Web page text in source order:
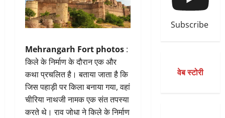
Mehrangarh Fort photos :
किले के निर्माण के दौरान एक और
कथा प्रचलित है। बताया जाता है कि
जिस पहाड़ी पर किला बनाया गया, वहां
चीरिया नाथजी नामक एक संत तपस्या
करते थे। राव जोधा ने किले के निर्माण
Subscribe
वेब स्टोरी